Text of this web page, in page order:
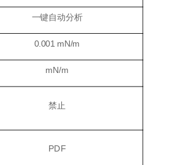
一键自动分析
0.001 mN/m
mN/m
禁止
PDF